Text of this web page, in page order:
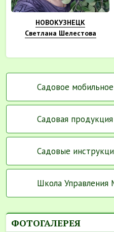
НОВОКУЗНЕЦК
Светлана Шелестова
Садовое
Садовая продукция
Садовые
Школа Управления
ФОТОГАЛЕРЕЯ